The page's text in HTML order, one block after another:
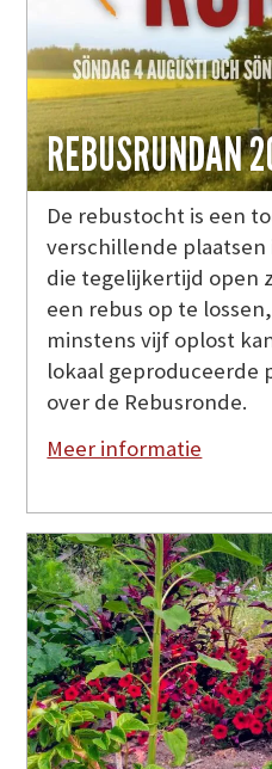
REBUSRUNDAN
De rebustocht is een
verschillende
die tegelijkertijd open
een rebus op te
minstens vijf oplost
lokaal geproduceerde
over de Rebusronde.
Meer informatie